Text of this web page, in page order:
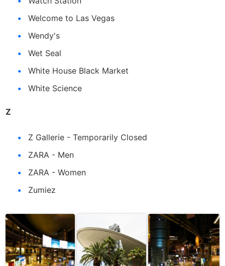
Welcome to Las Vegas
Wendy's
Wet Seal
White House Black Market
White Science
Z
Z Gallerie - Temporarily Closed
ZARA - Men
ZARA - Women
Zumiez